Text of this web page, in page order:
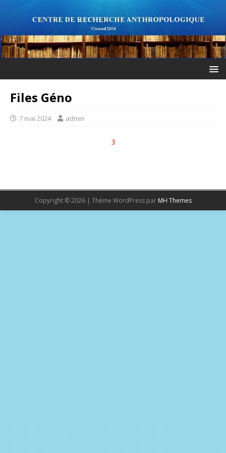
Files Géno
7 mai 2024 admin
3
Copyright © 2026 | Thème WordPress par MH Themes